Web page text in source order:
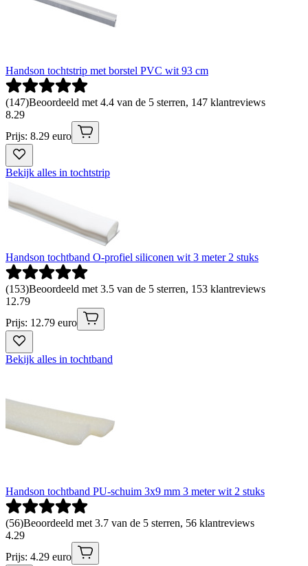
Handson tochtstrip met borstel PVC wit 93 cm
(147)Beoordeeld met 4.4 van de 5 sterren, 147 klantreviews
8.29
Prijs: 8.29 euro
Bekijk alles in tochtstrip
Handson tochtband O-profiel siliconen wit 3 meter 2 stuks
(153)Beoordeeld met 3.5 van de 5 sterren, 153 klantreviews
12.79
Prijs: 12.79 euro
Bekijk alles in tochtband
Handson tochtband PU-schuim 3x9 mm 3 meter wit 2 stuks
(56)Beoordeeld met 3.7 van de 5 sterren, 56 klantreviews
4.29
Prijs: 4.29 euro